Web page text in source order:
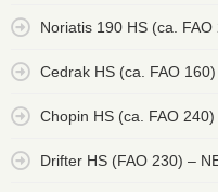
Noriatis 190 HS (ca.
Cedrak HS (ca. FAO 160)
Chopin HS (ca. FAO 240)
Drifter HS (FAO 230) –